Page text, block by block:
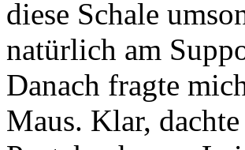
diese Schale
natürlich am
Danach fragte
Maus. Klar,